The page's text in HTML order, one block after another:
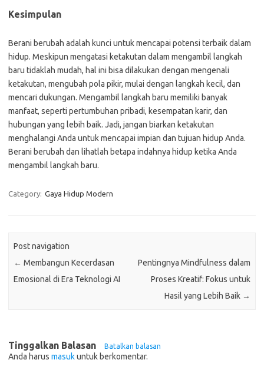
Kesimpulan
Berani berubah adalah kunci untuk mencapai potensi terbaik dalam
hidup. Meskipun mengatasi ketakutan dalam mengambil langkah
baru tidaklah mudah, hal ini bisa dilakukan dengan mengenali
ketakutan, mengubah pola pikir, mulai dengan langkah kecil, dan
mencari dukungan. Mengambil langkah baru memiliki banyak
manfaat, seperti pertumbuhan pribadi, kesempatan karir, dan
hubungan yang lebih baik. Jadi, jangan biarkan ketakutan
menghalangi Anda untuk mencapai impian dan tujuan hidup Anda.
Berani berubah dan lihatlah betapa indahnya hidup ketika Anda
mengambil langkah baru.
Category: Gaya Hidup Modern
Post navigation
← Membangun Kecerdasan
Emosional di Era Teknologi AI
Pentingnya Mindfulness dalam
Proses Kreatif: Fokus untuk
Hasil yang Lebih Baik →
Tinggalkan Balasan Batalkan balasan
Anda harus masukuntuk berkomentar.